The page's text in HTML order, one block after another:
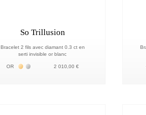
So Trillusion
Bracelet 2 fils avec diamant 0.3 ct en
serti invisible or blanc
OR Жёлтое золото 18К
Белое золото 18К
2 010,00 €